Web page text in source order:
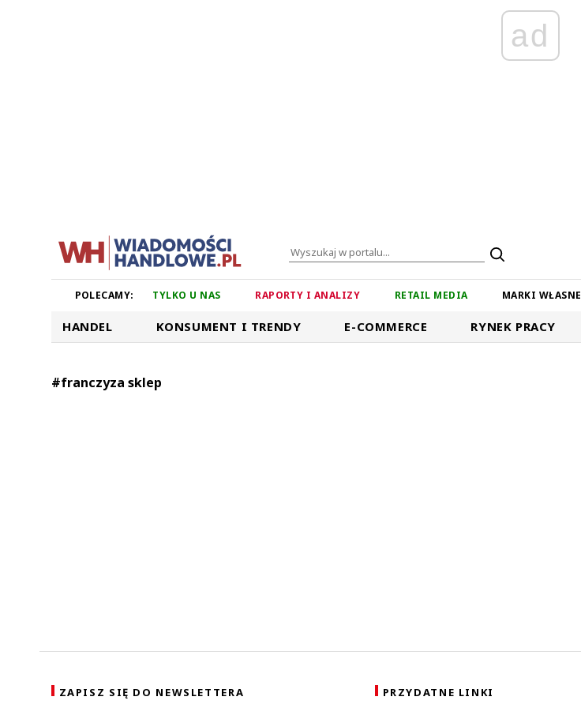
ad
POLECAMY: TYLKO U NAS RAPORTY I ANALIZY RETAIL MEDIA MARKI WŁASNE
HANDEL KONSUMENT I TRENDY E-COMMERCE RYNEK PRACY
#franczyza sklep
ZAPISZ SIĘ DO NEWSLETTERA PRZYDATNE LINKI